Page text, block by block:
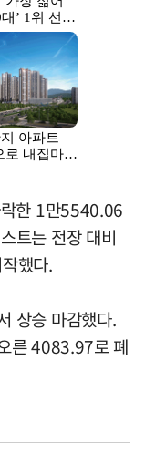
한 1만5540.06
트는 전장 대비
했다.
상승 마감했다.
른 4083.97로 폐